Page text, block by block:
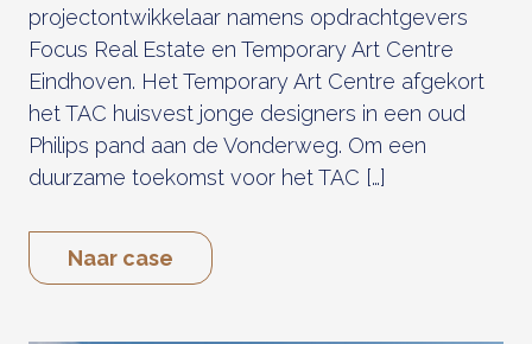
projectontwikkelaar namens opdrachtgevers
Focus Real Estate en Temporary Art Centre
Eindhoven. Het Temporary Art Centre afgekort
het TAC huisvest jonge designers in een oud
Philips pand aan de Vonderweg. Om een
duurzame toekomst voor het TAC […]
Naar case